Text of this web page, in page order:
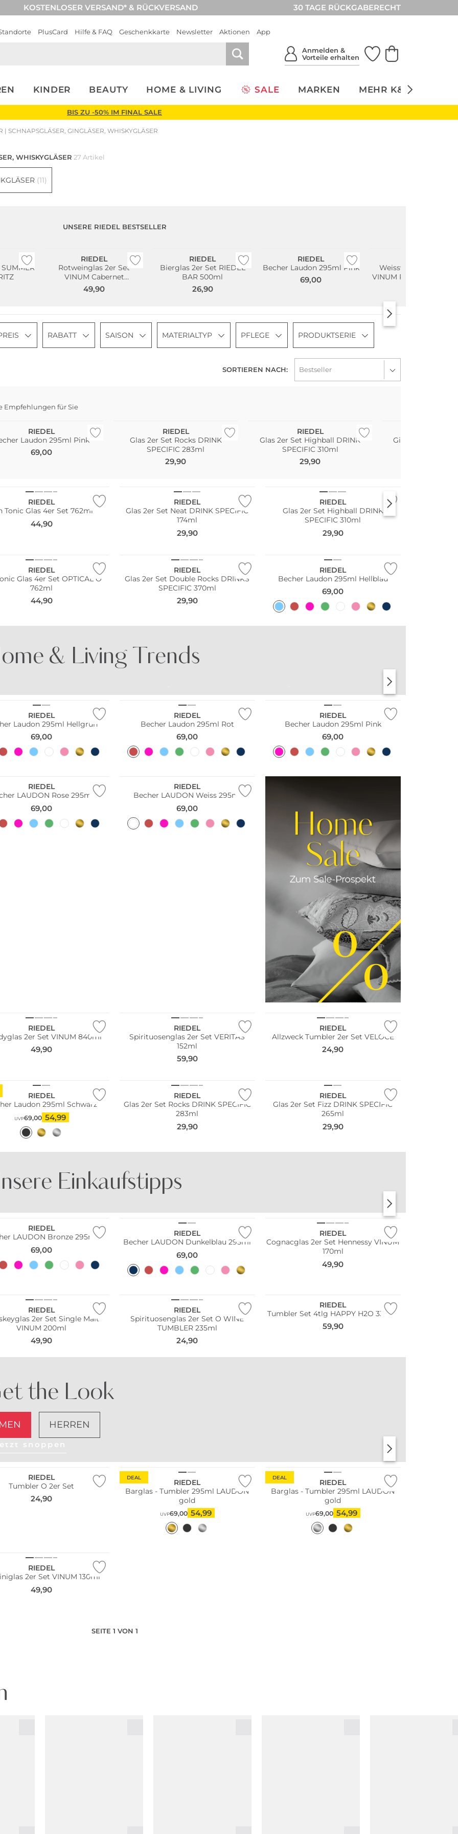
KOSTENLOSER VERSAND* & RÜCKVERSAND 30 TAGE RÜCKGABERECHT
PlusCard Hilfe & FAQ Geschenkkarte Newsletter Aktionen App
Anmelden &
Vorteile erhalten
KINDER BEAUTY HOME & LIVING SALE MARKEN MEHR K&Ö
BIS ZU -50% IM FINAL SALE
| SCHNAPSGLÄSER, GINGLÄSER, WHISKYGLÄSER
WHISKYGLÄSER 27 Artikel
(11)
UNSERE RIEDEL BESTSELLER
RIEDEL
Rotweinglas 2er Set
VINUM Cabernet
Sauvignon / Merlot 610ml
49,90
RIEDEL
Bierglas 2er Set RIEDEL
BAR 500ml
26,90
RIEDEL
Becher Laudon 295ml Pink
69,00
Weissweinglas 2er
VINUM Riesling Grand
RABATT SAISON MATERIALTYP PFLEGE PRODUKTSERIE
SORTIEREN NACH:
Empfehlungen für Sie
RIEDEL
Laudon 295ml Pink
69,00
RIEDEL
Glas 2er Set Rocks DRINK
SPECIFIC 283ml
29,90
RIEDEL
Glas 2er Set Highball DRINK
SPECIFIC 310ml
29,90
Gin Tonic Glas
RIEDEL
Tonic Glas 4er Set 762ml
44,90
RIEDEL
Glas 2er Set Neat DRINK SPECIFIC
174ml
29,90
RIEDEL
Glas 2er Set Highball DRINK
SPECIFIC 310ml
29,90
RIEDEL
Glas 4er Set OPTICAL O
762ml
44,90
RIEDEL
Glas 2er Set Double Rocks DRINKS
SPECIFIC 370ml
29,90
RIEDEL
Becher Laudon 295ml Hellblau
69,00
& Living Trends
RIEDEL
Laudon 295ml Hellgrün
69,00
RIEDEL
Becher Laudon 295ml Rot
69,00
RIEDEL
Becher Laudon 295ml Pink
69,00
RIEDEL
LAUDON Rose 295ml
69,00
RIEDEL
Becher LAUDON Weiss 295ml
69,00
RIEDEL
2er Set VINUM 840ml
49,90
RIEDEL
Spirituosenglas 2er Set VERITAS
152ml
59,90
Multi Pack
RIEDEL
Allzweck Tumbler 2er Set VELOCE
24,90
RIEDEL
Laudon 295ml Schwarz
UVP69,00 54,99
RIEDEL
Glas 2er Set Rocks DRINK SPECIFIC
283ml
29,90
RIEDEL
Glas 2er Set Fizz DRINK SPECIFIC
265ml
29,90
Einkaufstipps
BE FAMOUS DOCK AND BAY STANLEY KKNEKKI
RIEDEL
LAUDON Bronze 295ml
69,00
RIEDEL
Becher LAUDON Dunkelblau 295ml
69,00
RIEDEL
Cognacglas 2er Set Hennessy VINUM
170ml
49,90
RIEDEL
2er Set Single Malt
VINUM 200ml
49,90
RIEDEL
Spirituosenglas 2er Set O WINE
TUMBLER 235ml
24,90
RIEDEL
Tumbler Set 4tlg HAPPY H2O 330ml
59,90
the Look
HERREN
shoppen
RIEDEL
Tumbler O 2er Set
24,90
DEAL
RIEDEL
Barglas - Tumbler 295ml LAUDON
gold
UVP69,00 54,99
DEAL
RIEDEL
Barglas - Tumbler 295ml LAUDON
gold
UVP69,00 54,99
RIEDEL
2er Set VINUM 130ml
49,90
SEITE 1 VON 1